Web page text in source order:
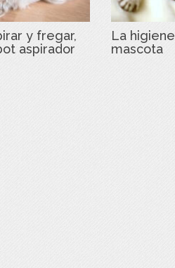
y fregar,
aspirador
La
mascota